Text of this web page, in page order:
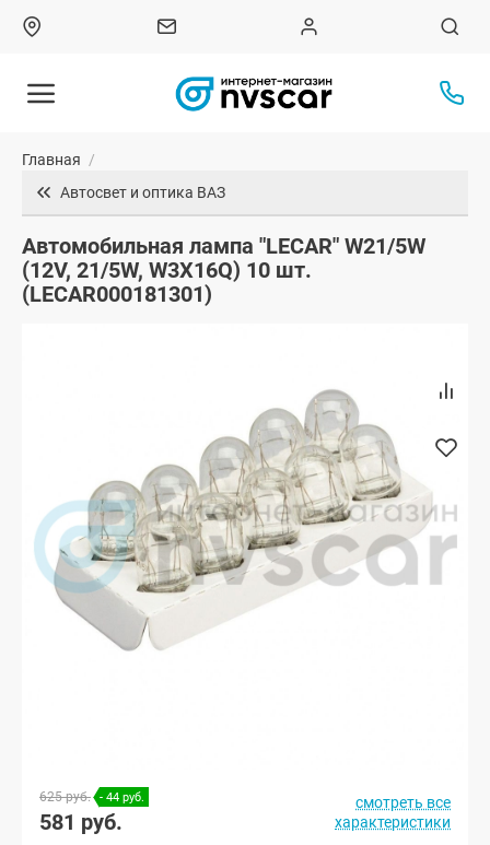
Главная /
Автосвет и оптика ВАЗ
Автомобильная лампа "LECAR" W21/5W
(12V, 21/5W, W3X16Q) 10 шт.
(LECAR000181301)
625 руб. - 44 руб.
581 руб.
смотреть все
характеристики